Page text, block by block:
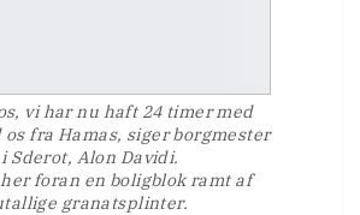
vi har nu haft 24 timer med
fra Hamas, siger borgmester
i Sderot, Alon Davidi.
foran en boligblok ramt af
granatsplinter.